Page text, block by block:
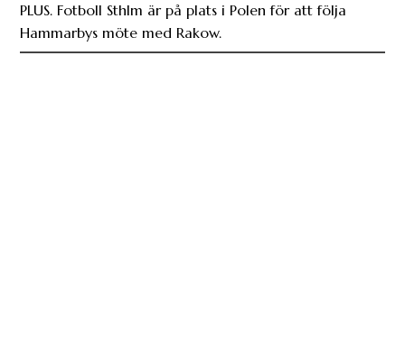
PLUS. Fotboll Sthlm är på plats i Polen för att följa
Hammarbys möte med Rakow.